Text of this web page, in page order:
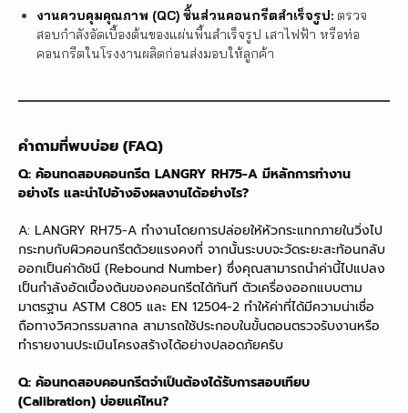
งานควบคุมคุณภาพ (QC) ชิ้นส่วนคอนกรีตสำเร็จรูป: ตรวจ
สอบกำลังอัดเบื้องต้นของแผ่นพื้นสำเร็จรูป เสาไฟฟ้า หรือท่อ
คอนกรีตในโรงงานผลิตก่อนส่งมอบให้ลูกค้า
คำถามที่พบบ่อย (FAQ)
Q: ค้อนทดสอบคอนกรีต LANGRY RH75-A มีหลักการทำงาน
อย่างไร และนำไปอ้างอิงผลงานได้อย่างไร?
A: LANGRY RH75-A ทำงานโดยการปล่อยให้หัวกระแทกภายในวิ่งไป
กระทบกับผิวคอนกรีตด้วยแรงคงที่ จากนั้นระบบจะวัดระยะสะท้อนกลับ
ออกเป็นค่าดัชนี (Rebound Number) ซึ่งคุณสามารถนำค่านี้ไปแปลง
เป็นกำลังอัดเบื้องต้นของคอนกรีตได้ทันที ตัวเครื่องออกแบบตาม
มาตรฐาน ASTM C805 และ EN 12504-2 ทำให้ค่าที่ได้มีความน่าเชื่อ
ถือทางวิศวกรรมสากล สามารถใช้ประกอบในขั้นตอนตรวจรับงานหรือ
ทำรายงานประเมินโครงสร้างได้อย่างปลอดภัยครับ
Q: ค้อนทดสอบคอนกรีตจำเป็นต้องได้รับการสอบเทียบ
(Calibration) บ่อยแค่ไหน?